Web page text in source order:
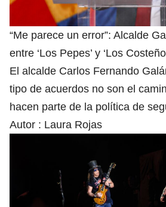
“Me parece un error”: Alcalde
entre ‘Los Pepes’ y ‘Los
El alcalde Carlos Fernando
tipo de acuerdos no son el
hacen parte de la política de
Autor : Laura Rojas